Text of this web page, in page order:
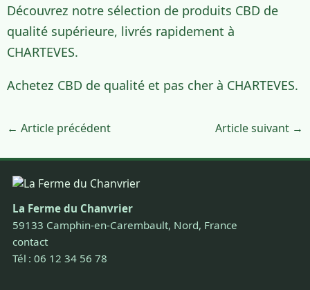
Découvrez notre sélection de produits CBD de
qualité supérieure, livrés rapidement à
CHARTEVES.
Achetez CBD de qualité et pas cher à CHARTEVES.
← Article précédent Article suivant →
La Ferme du Chanvrier
59133 Camphin-en-Carembault, Nord, France
contact
Tél : 06 12 34 56 78